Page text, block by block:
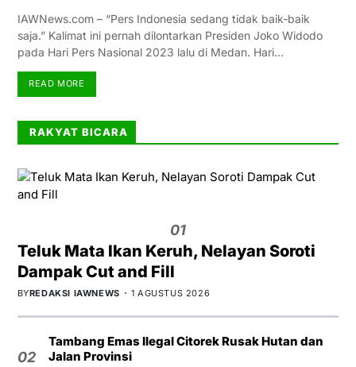
IAWNews.com – “Pers Indonesia sedang tidak baik-baik
saja.” Kalimat ini pernah dilontarkan Presiden Joko Widodo
pada Hari Pers Nasional 2023 lalu di Medan. Hari…
READ MORE
RAKYAT BICARA
01
Teluk Mata Ikan Keruh, Nelayan Soroti
Dampak Cut and Fill
BYREDAKSI IAWNEWS 1 AGUSTUS 2026
02
Tambang Emas Ilegal Citorek Rusak Hutan dan
Jalan Provinsi